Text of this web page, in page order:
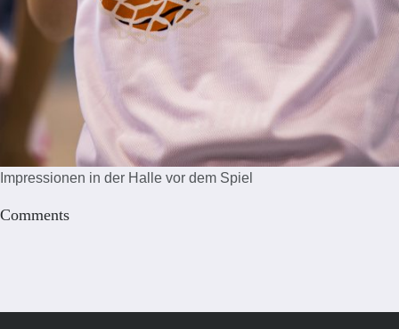
Impressionen in der Halle vor dem Spiel
Comments